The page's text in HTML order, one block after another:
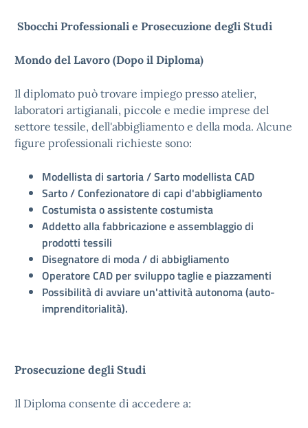
Sbocchi Professionali e Prosecuzione degli Studi
Mondo del Lavoro (Dopo il Diploma)
Il diplomato può trovare impiego presso atelier,
laboratori artigianali, piccole e medie imprese del
settore tessile, dell'abbigliamento e della moda. Alcune
figure professionali richieste sono:
Modellista di sartoria / Sarto modellista CAD
Sarto / Confezionatore di capi d'abbigliamento
Costumista o assistente costumista
Addetto alla fabbricazione e assemblaggio di
prodotti tessili
Disegnatore di moda / di abbigliamento
Operatore CAD per sviluppo taglie e piazzamenti
Possibilità di avviare un'attività autonoma (auto-
imprenditorialità).
Prosecuzione degli Studi
Il Diploma consente di accedere a: